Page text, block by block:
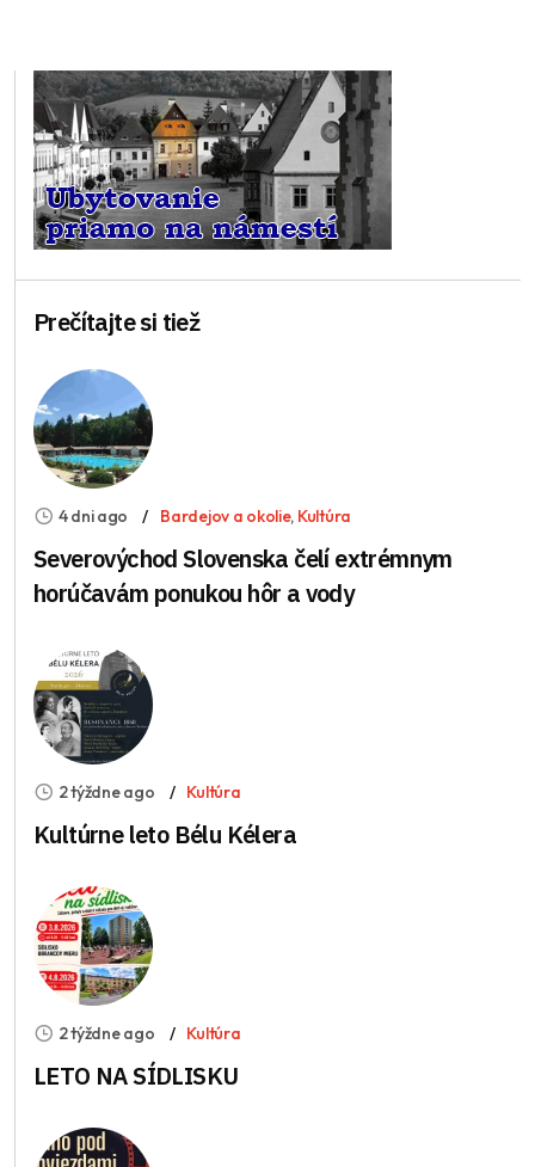
Prečítajte si tiež
4 dni ago Bardejov a okolie, Kultúra
Severovýchod Slovenska čelí extrémnym
horúčavám ponukou hôr a vody
2 týždne ago Kultúra
Kultúrne leto Bélu Kélera
2 týždne ago Kultúra
LETO NA SÍDLISKU